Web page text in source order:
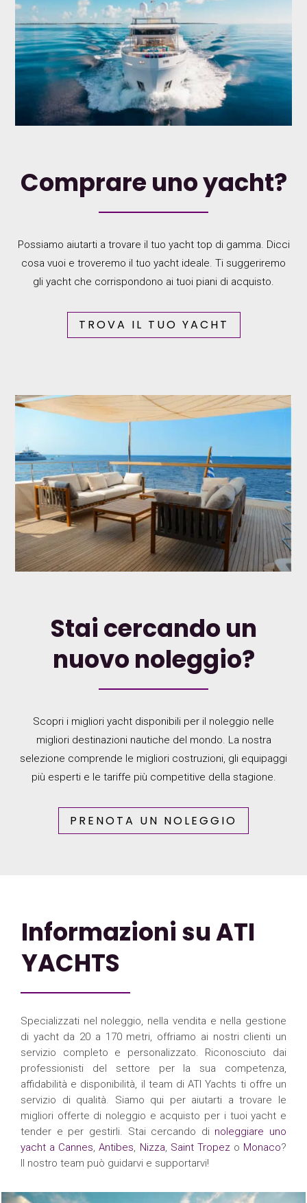
Comprare uno yacht?
Possiamo aiutarti a trovare il tuo yacht top di gamma. Dicci
cosa vuoi e troveremo il tuo yacht ideale. Ti suggeriremo
gli yacht che corrispondono ai tuoi piani di acquisto.
TROVA IL TUO YACHT
Stai cercando un
nuovo noleggio?
Scopri i migliori yacht disponibili per il noleggio nelle
migliori destinazioni nautiche del mondo. La nostra
selezione comprende le migliori costruzioni, gli equipaggi
più esperti e le tariffe più competitive della stagione.
PRENOTA UN NOLEGGIO
Informazioni su ATI
YACHTS
Specializzati nel noleggio, nella vendita e nella gestione
di yacht da 20 a 170 metri, offriamo ai nostri clienti un
servizio completo e personalizzato. Riconosciuto dai
professionisti del settore per la sua competenza,
affidabilità e disponibilità, il team di ATI Yachts ti offre un
servizio di qualità. Siamo qui per aiutarti a trovare le
migliori offerte di noleggio e acquisto per i tuoi yacht e
tender e per gestirli. Stai cercando di noleggiare uno
yacht a Cannes,Antibes, Nizza, Saint Tropezo Monaco?
Il nostro team può guidarvi e supportarvi!